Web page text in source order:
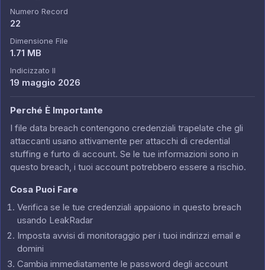
Numero Record
22
Dimensione File
1.71 MB
Indicizzato Il
19 maggio 2026
Perché È Importante
I file data breach contengono credenziali trapelate che gli
attaccanti usano attivamente per attacchi di credential
stuffing e furto di account. Se le tue informazioni sono in
questo breach, i tuoi account potrebbero essere a rischio.
Cosa Puoi Fare
Verifica se le tue credenziali appaiono in questo breach
usando LeakRadar
Imposta avvisi di monitoraggio per i tuoi indirizzi email e
domini
Cambia immediatamente le password degli account